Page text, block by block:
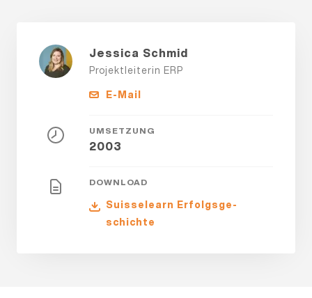
Jessica Schmid
Projektleiterin ERP
E-Mail
UMSETZUNG
2003
DOWNLOAD
Suisselearn Er­folgs­ge­
schich­te